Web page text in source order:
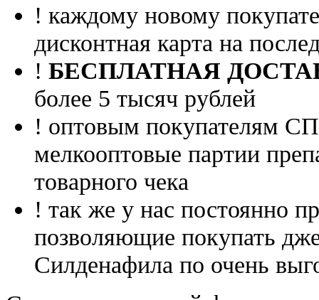
! каждому новому
дисконтная карта на
! БЕСПЛАТНАЯ
более 5 тысяч рублей
! оптовым покупателям
мелкооптовые партии
товарного чека
! так же у нас постоянно
позволяющие покупать
Силденафила по очень